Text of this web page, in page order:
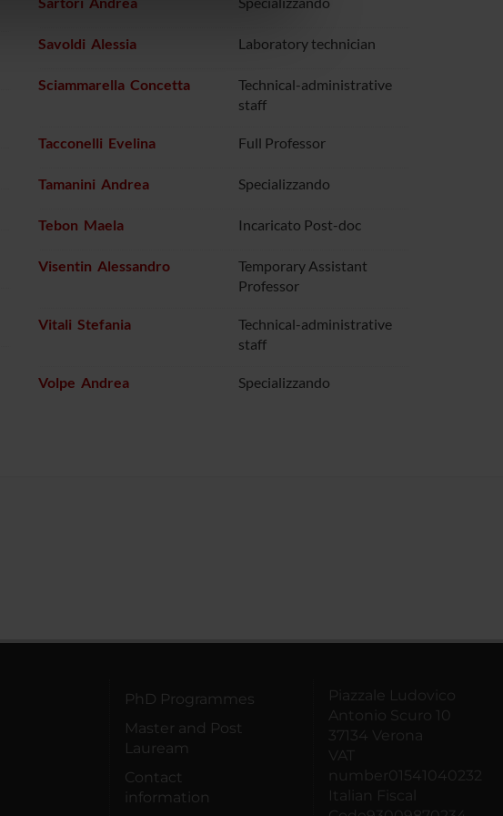
altre informazioni che hai fornito loro o
Savoldi Alessia Laboratory technician
Sciammarella Concetta
Technical-administrative
staff
Tacconelli Evelina Full Professor
Tamanini Andrea Specializzando
Tebon Maela Incaricato Post-doc
Visentin Alessandro
Temporary Assistant
Professor
Vitali Stefania
Technical-administrative
staff
Volpe Andrea Specializzando
PhD Programmes
Master and Post
Lauream
Contact
information
Piazzale Ludovico
Antonio Scuro 10
37134 Verona
VAT
number01541040232
Italian Fiscal